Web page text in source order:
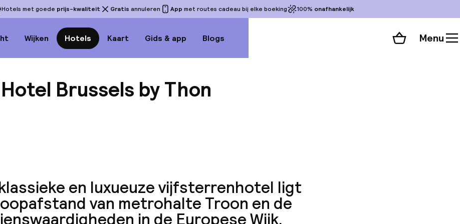
Hotels met goede prijs-kwaliteit Gratis annuleren App met routes cadeau bij elke boeking 100% onafhankelijk
Wijken Hotels Kaart Gids & app Blogs Winkelmand
Menu
Brussels by Thon
en luxueuze vijfsterrenhotel ligt
van metrohalte Troon en de
in de Europese Wijk.